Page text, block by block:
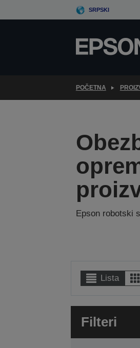
to
SRPSKI
POČETNA
Epson robotski
Lista
Filteri